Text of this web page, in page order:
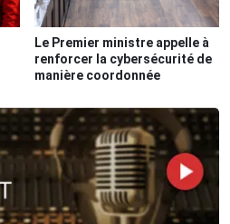
Le Premier ministre appelle à
renforcer la cybersécurité de
manière coordonnée